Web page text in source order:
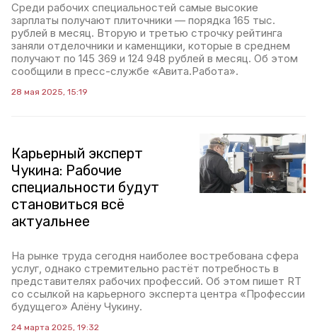
Среди рабочих специальностей самые высокие
зарплаты получают плиточники — порядка 165 тыс.
рублей в месяц. Вторую и третью строчку рейтинга
заняли отделочники и каменщики, которые в среднем
получают по 145 369 и 124 948 рублей в месяц. Об этом
сообщили в пресс-службе «Авита.Работа».
28 мая 2025, 15:19
Карьерный эксперт
Чукина: Рабочие
специальности будут
становиться всё
актуальнее
На рынке труда сегодня наиболее востребована сфера
услуг, однако стремительно растёт потребность в
представителях рабочих профессий. Об этом пишет RT
со ссылкой на карьерного эксперта центра «Профессии
будущего» Алёну Чукину.
24 марта 2025, 19:32